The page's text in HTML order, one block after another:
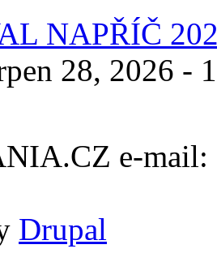
NAPŘÍČ
28, 2026 -
e-mail:
Drupal